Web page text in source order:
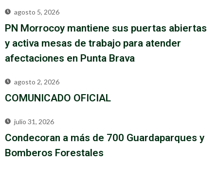
agosto 5, 2026
PN Morrocoy mantiene sus puertas abiertas
y activa mesas de trabajo para atender
afectaciones en Punta Brava
agosto 2, 2026
COMUNICADO OFICIAL
julio 31, 2026
Condecoran a más de 700 Guardaparques y
Bomberos Forestales